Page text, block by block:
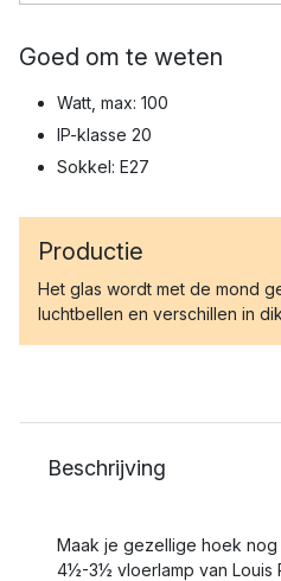
Goed om te weten
Watt, max: 100
IP-klasse 20
Sokkel: E27
Productie
Het glas wordt met de mond
luchtbellen en verschillen in
Beschrijving
Maak je gezellige hoek nog
4½-3½ vloerlamp van Louis